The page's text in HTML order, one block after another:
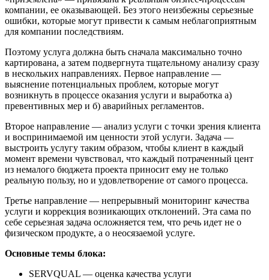
компании, ее оказывающей. Без этого неизбежны серьезные
ошибки, которые могут привести к самым неблагоприятным
для компании последствиям.
Поэтому услуга должна быть сначала максимально точно
картирована, а затем подвергнута тщательному анализу сразу
в нескольких направлениях. Первое направление —
выяснение потенциальных проблем, которые могут
возникнуть в процессе оказания услуги и выработка а)
превентивных мер и б) аварийных регламентов.
Второе направление — анализ услуги с точки зрения клиента
и воспринимаемой им ценности этой услуги. Задача —
выстроить услугу таким образом, чтобы клиент в каждый
момент времени чувствовал, что каждый потраченный цент
из немалого бюджета проекта приносит ему не только
реальную пользу, но и удовлетворение от самого процесса.
Третье направление — непрерывный мониторинг качества
услуги и коррекция возникающих отклонений. Эта сама по
себе серьезная задача осложняется тем, что речь идет не о
физическом продукте, а о неосязаемой услуге.
Основные темы блока:
SERVQUAL — оценка качества услуги